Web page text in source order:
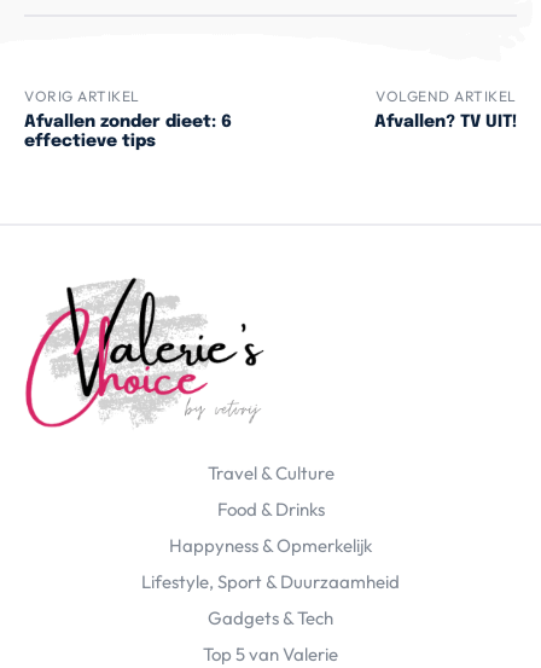
VORIG ARTIKEL
Afvallen zonder dieet: 6
effectieve tips
VOLGEND ARTIKEL
Afvallen? TV UIT!
Travel & Culture
Food & Drinks
Happyness & Opmerkelijk
Lifestyle, Sport & Duurzaamheid
Gadgets & Tech
Top 5 van Valerie